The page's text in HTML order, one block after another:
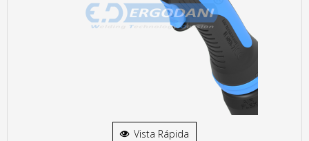
Vista Rápida